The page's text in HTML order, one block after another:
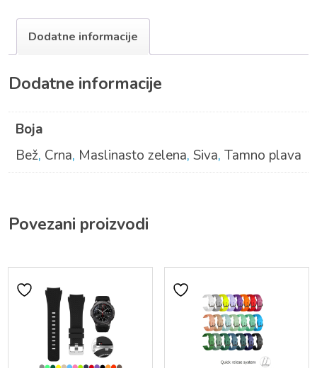
Dodatne informacije
Dodatne informacije
Boja
Bež, Crna, Maslinasto zelena, Siva, Tamno plava
Povezani proizvodi